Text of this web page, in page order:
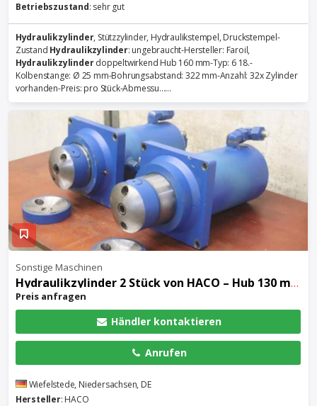
Betriebszustand: sehr gut
Hydraulikzylinder, Stützzylinder, Hydraulikstempel, Druckstempel-
Zustand Hydraulikzylinder: ungebraucht-Hersteller: Faroil,
Hydraulikzylinderdoppeltwirkend Hub 160 mm-Typ: 6 18.-
Kolbenstange: Ø 25 mm-Bohrungsabstand: 322 mm-Anzahl: 32x Zylinder
vorhanden-Preis: pro Stück-Abmessu......
Sonstige Maschinen
Hydraulikzylinder2 Stück von HACO – Hub 130 mm PPES 30135
Preis anfragen
Händler kontaktieren
Anrufen
Wiefelstede, Niedersachsen, DE
Hersteller: HACO